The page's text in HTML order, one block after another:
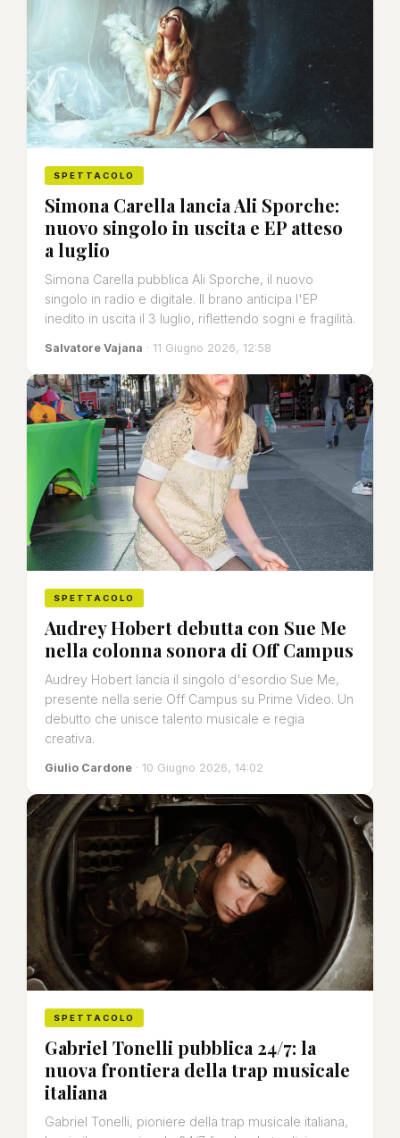
SPETTACOLO
Simona Carella lancia Ali Sporche:
nuovo singolo in uscita e EP atteso
a luglio
Simona Carella pubblica Ali Sporche, il nuovo
singolo in radio e digitale. Il brano anticipa l'EP
inedito in uscita il 3 luglio, riflettendo sogni e fragilità.
Salvatore Vajana · 11 Giugno 2026, 12:58
SPETTACOLO
Audrey Hobert debutta con Sue Me
nella colonna sonora di Off Campus
Audrey Hobert lancia il singolo d'esordio Sue Me,
presente nella serie Off Campus su Prime Video. Un
debutto che unisce talento musicale e regia
creativa.
Giulio Cardone · 10 Giugno 2026, 14:02
SPETTACOLO
Gabriel Tonelli pubblica 24/7: la
nuova frontiera della trap musicale
italiana
Gabriel Tonelli, pioniere della trap musicale italiana,